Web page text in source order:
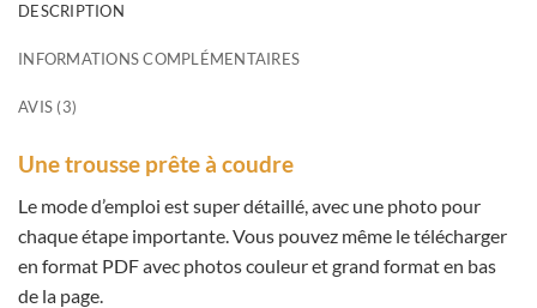
DESCRIPTION
INFORMATIONS COMPLÉMENTAIRES
AVIS (3)
Une trousse prête à coudre
Le mode d’emploi est super détaillé, avec une photo pour
chaque étape importante. Vous pouvez même le télécharger
en format PDF avec photos couleur et grand format en bas
de la page.